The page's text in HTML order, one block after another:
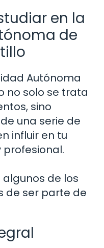
en la
de
Autónoma
no solo se trata
sino
una serie de
influir en tu
de los
de ser parte de